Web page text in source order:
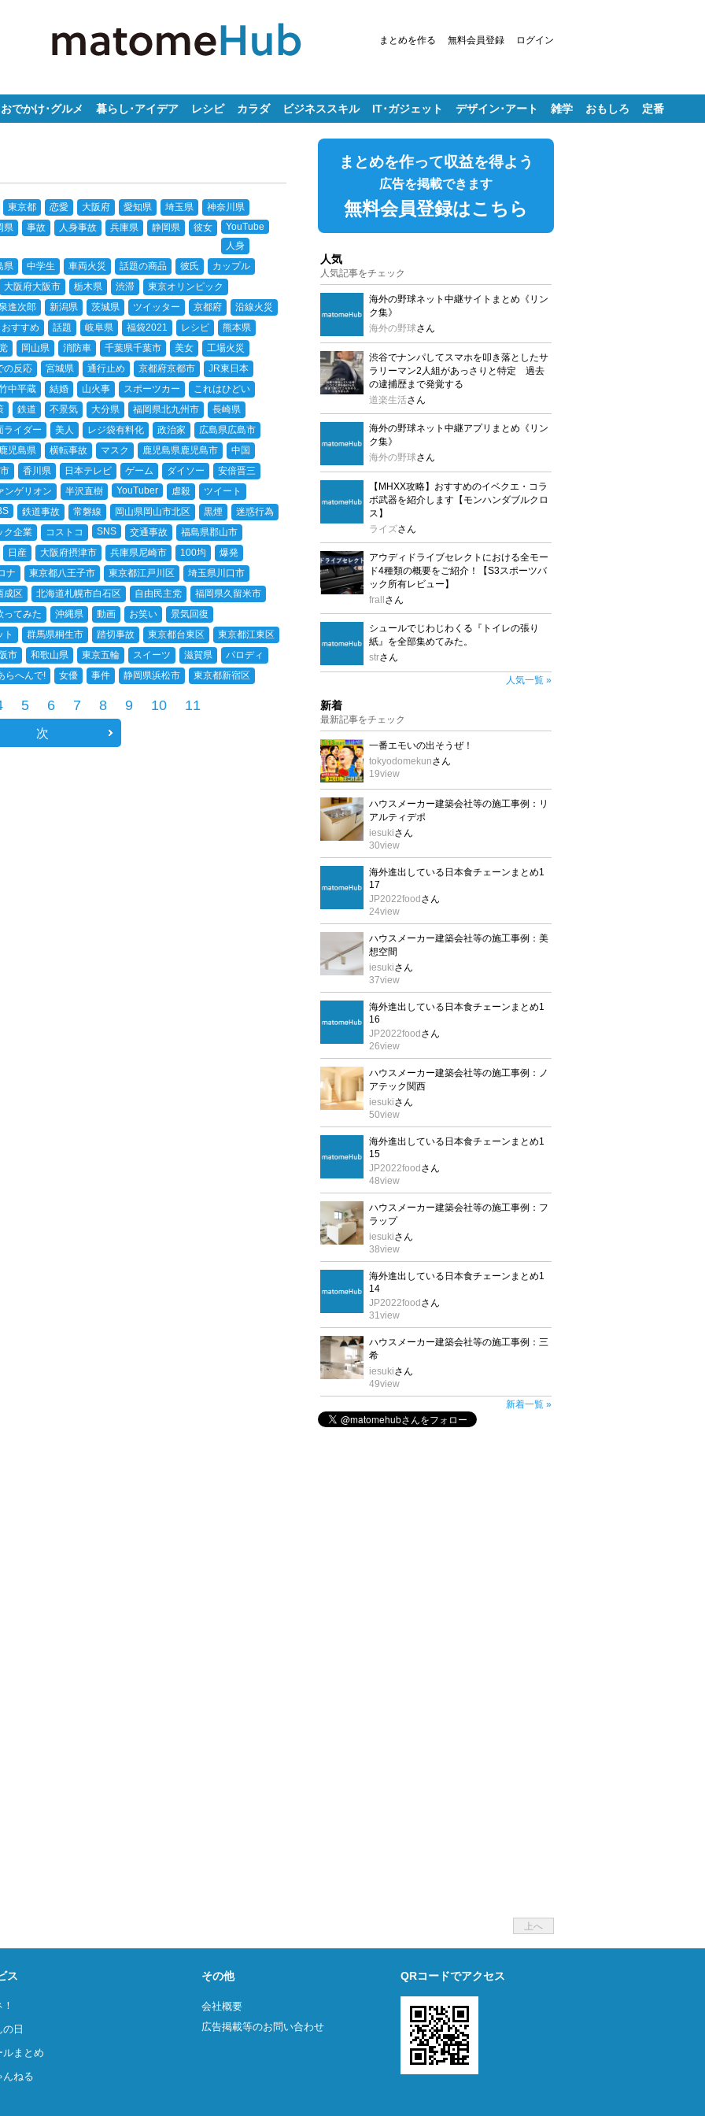
まとめを作る 無料会員登録 ログイン
おでかけ･グルメ 暮らし･アイデア レシピ カラダ ビジネススキル IT･ガジェット デザイン･アート 雑学 おもしろ 定番
東京都 恋愛 大阪府 愛知県 埼玉県
神奈川県
県 事故 人身事故 兵庫県 静岡県 彼女
YouTube
人身
県 中学生 車両火災 話題の商品 彼氏
カップル
大阪府大阪市 栃木県 渋滞
東京オリンピック
進次郎 新潟県 茨城県 ツイッター 京都府
沿線火災
おすすめ 話題 岐阜県 福袋2021 レシピ
熊本県
岡山県 消防車 千葉県千葉市 美女
工場火災
の反応 宮城県 通行止め 京都府京都市
JR東日本
中平蔵 結婚 山火事 スポーツカー
これはひどい
鉄道 不景気 大分県 福岡県北九州市
長崎県
ライダー 美人 レジ袋有料化 政治家
広島県広島市
鹿児島県 横転事故 マスク 鹿児島県鹿児島市
中国
香川県 日本テレビ ゲーム ダイソー
安倍晋三
ンゲリオン 半沢直樹 YouTuber 虐殺
ツイート
鉄道事故 常磐線 岡山県岡山市北区 黒煙
迷惑行為
ク企業 コストコ SNS 交通事故
福島県郡山市
日産 大阪府摂津市 兵庫県尼崎市 100均
爆発
ナ 東京都八王子市 東京都江戸川区
埼玉県川口市
成区 北海道札幌市白石区 自由民主党
福岡県久留米市
ってみた 沖縄県 動画 お笑い
景気回復
ト 群馬県桐生市 踏切事故 東京都台東区
東京都江東区
市 和歌山県 東京五輪 スイーツ 滋賀県
パロディ
らへんで! 女優 事件 静岡県浜松市 東京都新宿区
5 6 7 8 9 10 11
次
まとめを作って収益を得よう
広告を掲載できます
無料会員登録はこちら
人気
人気記事をチェック
海外の野球ネット中継サイトまとめ《リン
ク集》
海外の野球さん
渋谷でナンパしてスマホを叩き落としたサ
ラリーマン2人組があっさりと特定 過去
の逮捕歴まで発覚する
道楽生活さん
海外の野球ネット中継アプリまとめ《リン
ク集》
海外の野球さん
【MHXX攻略】おすすめのイベクエ・コラ
ボ武器を紹介します【モンハンダブルクロ
ス】
ライズさん
アウディドライブセレクトにおける全モー
ド4種類の概要をご紹介！【S3スポーツバ
ック所有レビュー】
frall さん
シュールでじわじわくる『トイレの張り
紙』を全部集めてみた。
strさん
人気一覧 »
新着
最新記事をチェック
一番エモいの出そうぜ！
tokyodomekunさん
19view
ハウスメーカー建築会社等の施工事例：リ
アルティデポ
iesukiさん
30view
海外進出している日本食チェーンまとめ1
17
JP2022food さん
24view
ハウスメーカー建築会社等の施工事例：美
想空間
iesukiさん
37view
海外進出している日本食チェーンまとめ1
16
JP2022food さん
26view
ハウスメーカー建築会社等の施工事例：ノ
アテック関西
iesukiさん
50view
海外進出している日本食チェーンまとめ1
15
JP2022food さん
48view
ハウスメーカー建築会社等の施工事例：フ
ラップ
iesukiさん
38view
海外進出している日本食チェーンまとめ1
14
JP2022food さん
31view
ハウスメーカー建築会社等の施工事例：三
希
iesukiさん
49view
新着一覧 »
上へ
ス
日
ルまとめ
んねる
その他
会社概要
広告掲載等のお問い合わせ
QRコードでアクセス